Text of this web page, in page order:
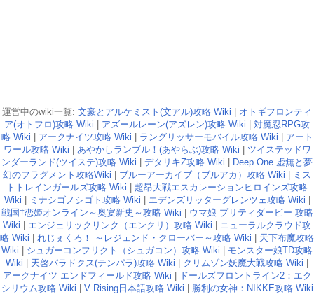
運営中のwiki一覧: 文豪とアルケミスト(文アル)攻略 Wiki | オトギフロンティ
ア(オトフロ)攻略 Wiki | アズールレーン(アズレン)攻略 Wiki | 対魔忍RPG攻
略 Wiki | アークナイツ攻略 Wiki | ラングリッサーモバイル攻略 Wiki | アート
ワール攻略 Wiki | あやかしランブル！(あやらぶ)攻略 Wiki | ツイステッドワ
ンダーランド(ツイステ)攻略 Wiki | デタリキZ攻略 Wiki | Deep One 虚無と夢
幻のフラグメント攻略Wiki | ブルーアーカイブ（ブルアカ）攻略 Wiki | ミス
トトレインガールズ攻略 Wiki | 超昂大戦エスカレーションヒロインズ攻略
Wiki | ミナシゴノシゴト攻略 Wiki | エデンズリッターグレンツェ攻略 Wiki |
戦国†恋姫オンライン～奥宴新史～攻略 Wiki | ウマ娘 プリティダービー 攻略
Wiki | エンジェリックリンク（エンクリ）攻略 Wiki | ニューラルクラウド攻
略 Wiki | れじぇくろ！ ～レジェンド・クローバー～攻略 Wiki | 天下布魔攻略
Wiki | シュガーコンフリクト（シュガコン）攻略 Wiki | モンスター娘TD攻略
Wiki | 天啓パラドクス(テンパラ)攻略 Wiki | クリムゾン妖魔大戦攻略 Wiki |
アークナイツ エンドフィールド攻略 Wiki | ドールズフロントライン2：エク
シリウム攻略 Wiki | V Rising日本語攻略 Wiki | 勝利の女神：NIKKE攻略 Wiki